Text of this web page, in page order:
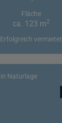
Fläche
ca. 123 m2
Erfolgreich vermietet